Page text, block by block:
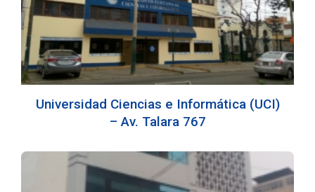
Universidad Ciencias e Informática (UCI)
– Av. Talara 767